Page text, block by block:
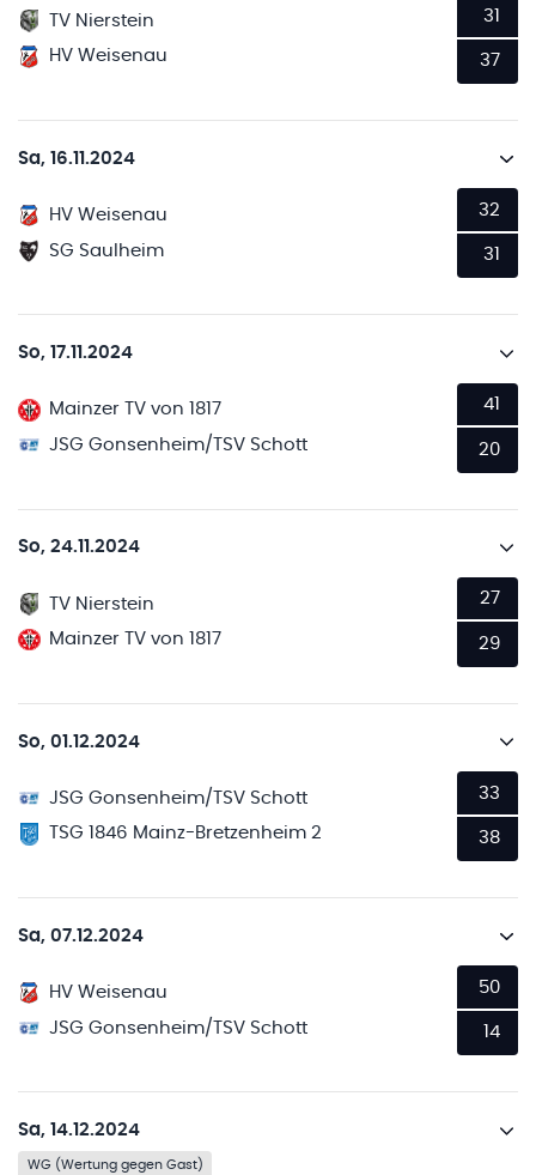
TV Nierstein
HV Weisenau
31
37
Sa, 16.11.2024
HV Weisenau
SG Saulheim
32
31
So, 17.11.2024
Mainzer TV von 1817
JSG Gonsenheim/TSV Schott
41
20
So, 24.11.2024
TV Nierstein
Mainzer TV von 1817
27
29
So, 01.12.2024
JSG Gonsenheim/TSV Schott
TSG 1846 Mainz-Bretzenheim 2
33
38
Sa, 07.12.2024
HV Weisenau
JSG Gonsenheim/TSV Schott
50
14
Sa, 14.12.2024
WG (Wertung gegen Gast)